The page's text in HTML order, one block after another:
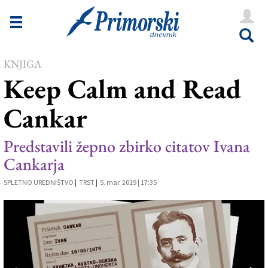
Novice
Goriška
Kultura
Šport
Še
Vreme
Uredništvo
KNJIGA
Keep Calm and Read
Cankar
Predstavili žepno zbirko citatov Ivana
Cankarja
SPLETNO UREDNIŠTVO | TRST | 5. mar. 2019 | 17:35